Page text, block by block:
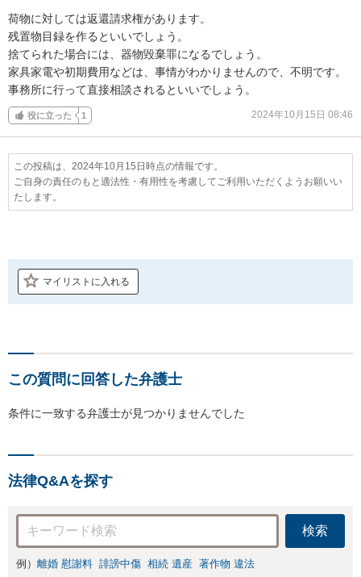
荷物に対しては返還請求権があります。
残置物目録を作るといいでしょう。
捨てられた場合には、器物毀棄罪になるでしょう。
家具家電や初期費用などは、事情がわかりませんので、不明です。
事務所に行って直接相談されるといいでしょう。
役に立った 1 2024年10月15日 08:46
この投稿は、2024年10月15日時点の情報です。
ご自身の責任のもと適法性・有用性を考慮してご利用いただくようお願いい
たします。
マイリストに入れる
この質問に回答した弁護士
条件に一致する弁護士が見つかりませんでした
法律Q&Aを探す
検索
例） 離婚 慰謝料 誹謗中傷 相続 遺産 著作物 違法